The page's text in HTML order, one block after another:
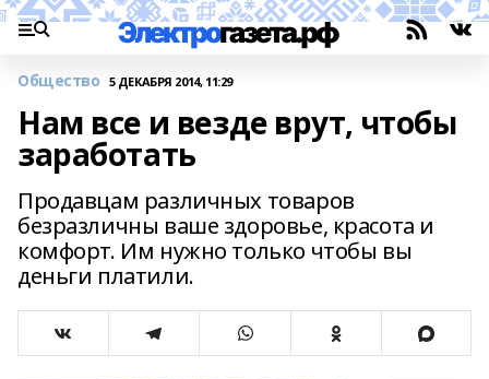
Общество 5 ДЕКАБРЯ 2014, 11:29
Нам все и везде врут, чтобы
заработать
Продавцам различных товаров
безразличны ваше здоровье, красота и
комфорт. Им нужно только чтобы вы
деньги платили.